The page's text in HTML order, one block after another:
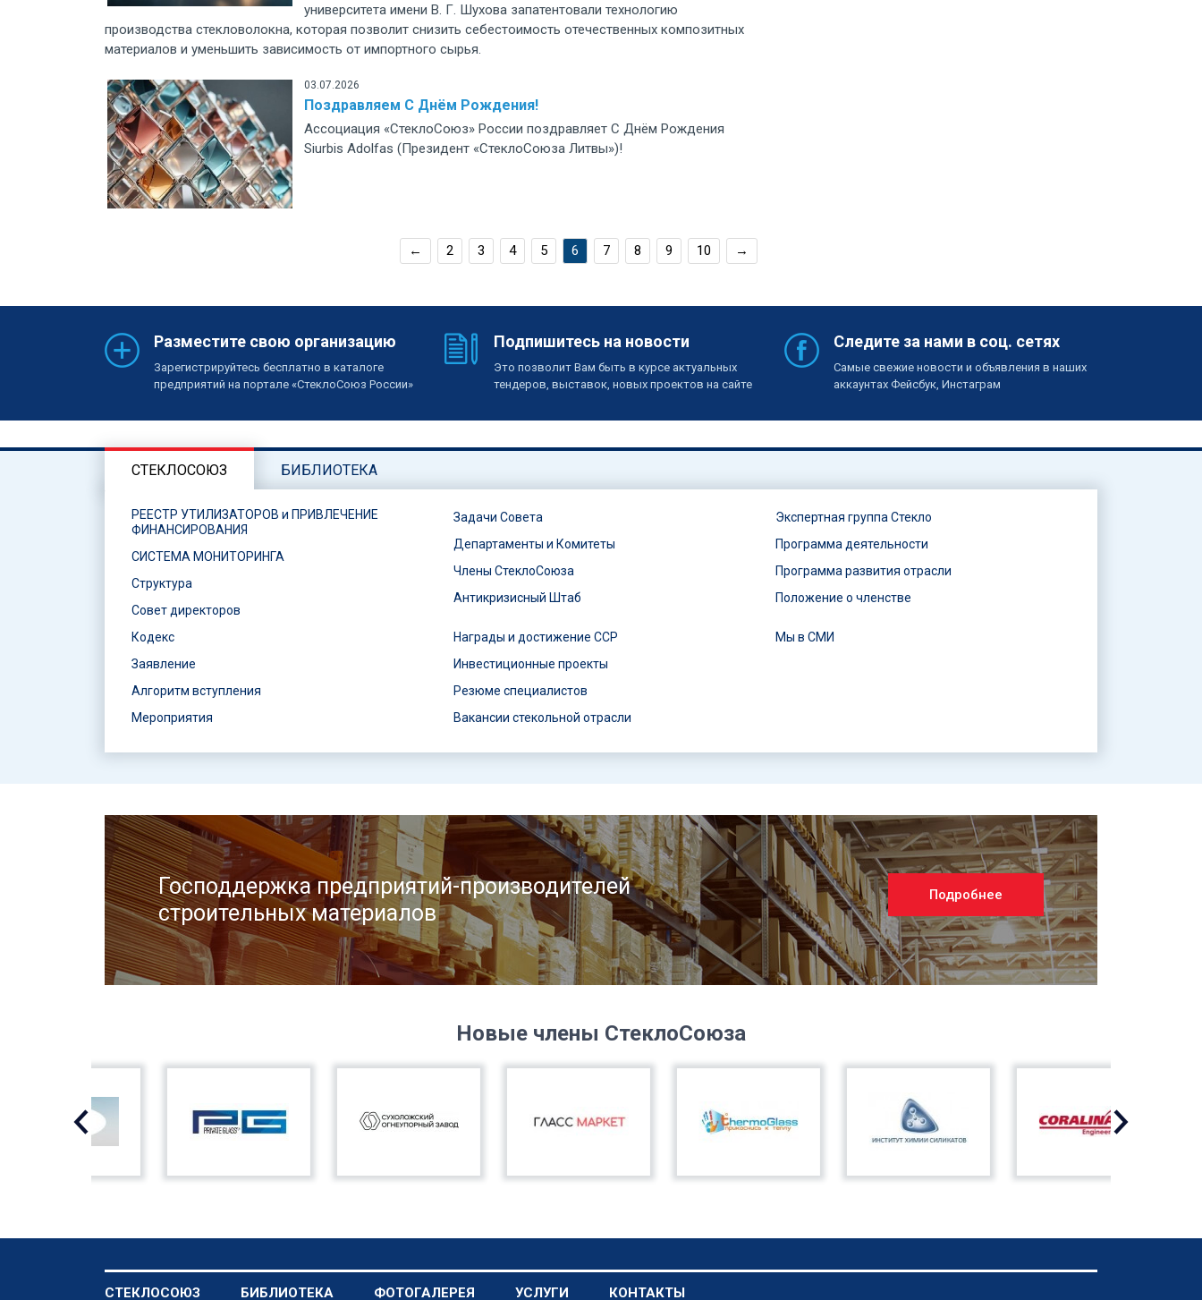
университета имени В. Г. Шухова запатентовали технологию
производства стекловолокна, которая позволит снизить себестоимость отечественных композитных
материалов и уменьшить зависимость от импортного сырья.
03.07.2026
Поздравляем С Днём Рождения!
Ассоциация «СтеклоСоюз» России поздравляет С Днём Рождения
Siurbis Adolfas (Президент «СтеклоСоюза Литвы»)!
← 2 3 4 5 6 7 8 9 10 →
Разместите свою организацию
Зарегистрируйтесь бесплатно в каталоге
предприятий на портале «СтеклоСоюз России»
Подпишитесь на новости
Это позволит Вам быть в курсе актуальных
тендеров, выставок, новых проектов на сайте
Следите за нами в соц. сетях
Самые свежие новости и объявления в наших
аккаунтах Фейсбук, Инстаграм
СТЕКЛОСОЮЗ БИБЛИОТЕКА
РЕЕСТР УТИЛИЗАТОРОВ и ПРИВЛЕЧЕНИЕ
ФИНАНСИРОВАНИЯ
СИСТЕМА МОНИТОРИНГА
Структура
Совет директоров
Задачи Совета
Департаменты и Комитеты
Члены СтеклоСоюза
Антикризисный Штаб
Экспертная группа Стекло
Программа деятельности
Программа развития отрасли
Положение о членстве
Кодекс
Заявление
Алгоритм вступления
Мероприятия
Награды и достижение ССР
Инвестиционные проекты
Резюме специалистов
Вакансии стекольной отрасли
Мы в СМИ
Господдержка предприятий-производителей
строительных материалов
Подробнее
Новые члены СтеклоСоюза
СТЕКЛОСОЮЗ БИБЛИОТЕКА ФОТОГАЛЕРЕЯ УСЛУГИ КОНТАКТЫ